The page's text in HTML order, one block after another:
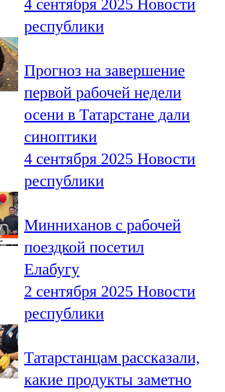
4 сентября 2025 Новости
республики
Прогноз на завершение
первой рабочей недели
осени в Татарстане дали
синоптики
4 сентября 2025 Новости
республики
Минниханов с рабочей
поездкой посетил
Елабугу
2 сентября 2025 Новости
республики
Татарстанцам рассказали,
какие продукты заметно